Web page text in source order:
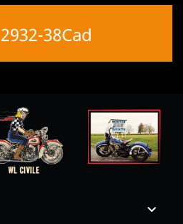
2932-38Cad
